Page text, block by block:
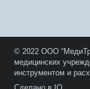
© 2022 ООО
медицинских
инструментом и